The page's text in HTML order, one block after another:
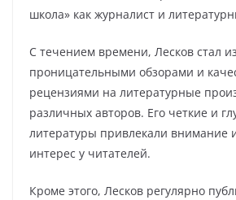
школа» как журналист и
С течением времени, Лесков стал
проницательными обзорами и
рецензиями на литературные
различных авторов. Его четкие и
литературы привлекали внимание
интерес у читателей.
Кроме этого, Лесков регулярно